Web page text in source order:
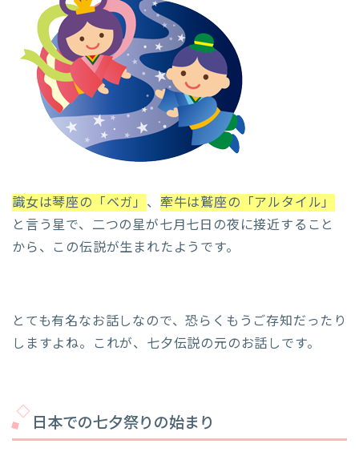
識女は琴座の「ベガ」 、 牽牛は鷲座の「アルタイル」
と言う星で、二つの星が七月七日の夜に接近すること
から、この伝説が生まれたようです。
とても有名なお話しなので、恐らくもうご存知だったり
しますよね。これが、七夕伝説の元のお話しです。
日本での七夕祭りの始まり